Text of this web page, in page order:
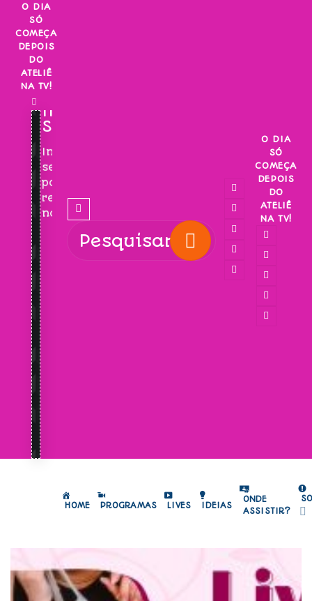
Skip
content
O DIA
SÓ
COMEÇA
DEPOIS
DO
ATELIÊ
NA TV!
INSCREVA-
SE!
Inscreva-
se
para
receber
novidades!
O DIA
SÓ
COMEÇA
DEPOIS
DO
ATELIÊ
NA TV!
HOME PROGRAMAS LIVES IDEIAS
ONDE
ASSISTIR?